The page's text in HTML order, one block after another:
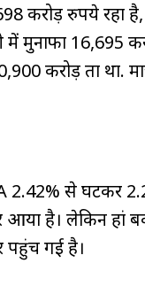
करोड़ रुपये रहा
में मुनाफा 16,695
करोड़ ता था.
2.42% से घटकर
है। लेकिन हां
पहुंच गई है।